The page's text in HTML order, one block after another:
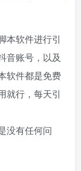
本软件进行引
音账号，以及
软件都是免费
就行，每天引
没有任何问